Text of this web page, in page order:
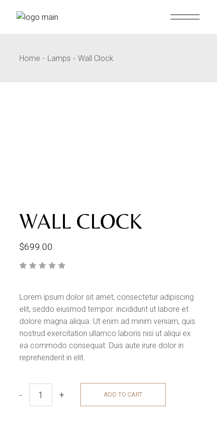
Home Lamps Wall Clock
WALL CLOCK
$699.00
Lorem ipsum dolor sit amet, consectetur adipiscing
elit, seddo eiusmod tempor. incididunt ut labore et
dolore magna aliqua. Ut enim ad minim veniam, quis
nostrud exercitation ullamco laboris nisi ut aliqui ex
ea commodo consequat. Duis aute irure dolor in
reprehenderit in elit.
- + ADD TO CART